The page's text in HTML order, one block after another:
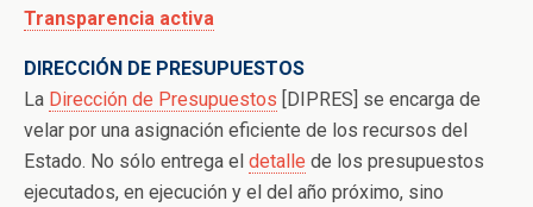
Transparencia activa
DIRECCIÓN DE PRESUPUESTOS
La Dirección de Presupuestos [DIPRES] se encarga de
velar por una asignación eficiente de los recursos del
Estado. No sólo entrega el detalle de los presupuestos
ejecutados, en ejecución y el del año próximo, sino